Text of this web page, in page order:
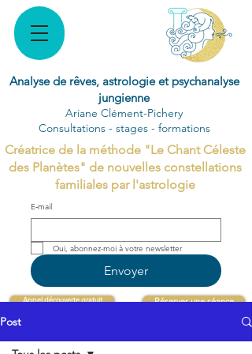
Analyse de rêves, astrologie et psychanalyse
jungienne
Ariane Clément-Pichery
Consultations - stages - formations
Créatrice de la méthode "Le Chant Céleste
des Planètes" de nouvelles constellations
familiales par l'astrologie
E‑mail
Envoyer
Appel découverte gratuit Réserver une séance
Post